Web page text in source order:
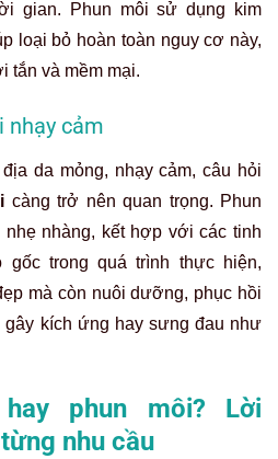
gian. Phun môi sử dụng kim
loại bỏ hoàn toàn nguy cơ này,
tắn và mềm mại.
nhạy cảm
da mỏng, nhạy cảm, câu hỏi
càng trở nên quan trọng. Phun
nhàng, kết hợp với các tinh
trong quá trình thực hiện,
mà còn nuôi dưỡng, phục hồi
gây kích ứng hay sưng đau như
phun môi? Lời
nhu cầu